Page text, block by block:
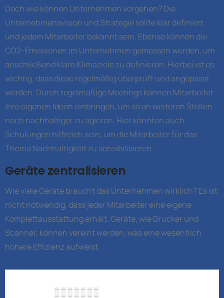
Doch wie können Unternehmen vorgehen? Die
Unternehmensvision und Strategie sollte klar definiert
und jedem Mitarbeiter bekannt sein. Ebenso können die
CO2-Emissionen im Unternehmen gemessen werden, um
anschließend klare Klimaziele zu definieren. Hierbei ist es
wichtig, dass diese regelmäßig überprüft und angepasst
werden. Durch regelmäßige Meetings können Mitarbeiter
ihre eigenen Ideen einbringen, um so an weiteren Stellen
noch nachhaltiger zu agieren. Hier könnten auch
Schulungen hilfreich sein, um die Mitarbeiter für das
Thema Nachhaltigkeit zu sensibilisieren.
Geräte zentralisieren
Wie viele Geräte braucht das Unternehmen wirklich? Es ist
nicht notwendig, dass jeder Mitarbeiter eine eigene
Komplettausstattung erhält. Geräte, wie Drucker und
Scanner, können vereint werden, was eine wesentlich
höhere Effizienz aufweist.